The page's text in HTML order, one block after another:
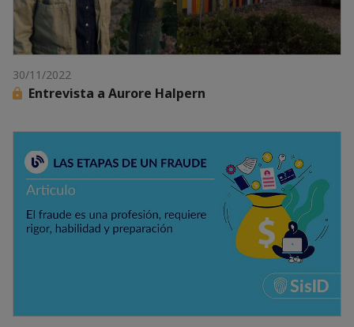
30/11/2022
Entrevista a Aurore Halpern